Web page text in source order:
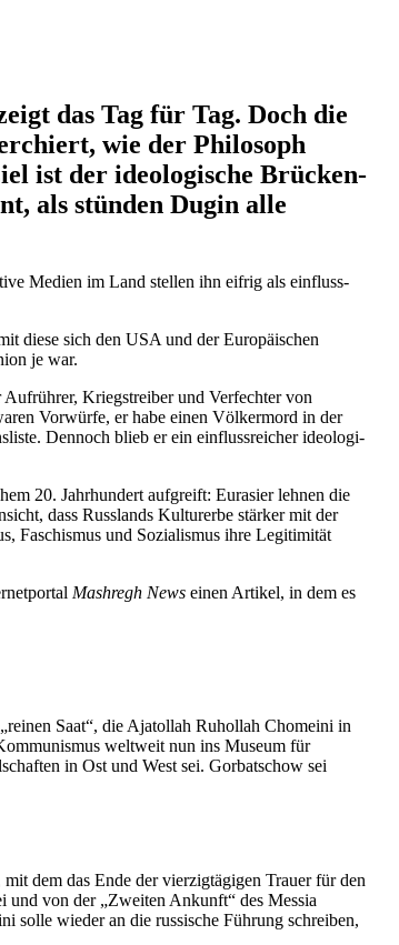
das Tag für Tag. Doch die
wie der Philosoph
ist der ideolo­gische Brücken­
als stünden Dugin alle
Medien im Land stellen ihn eifrig als einfluss­
diese sich den USA und der Europäi­schen
je war.
Kriegs­treiber und Verfechter von
Vorwürfe, er habe einen Völkermord in der
Dennoch blieb er ein einfluss­reicher ideolo­gi­
20. Jahrhundert aufgreift: Eurasier lehnen die
dass Russlands Kulturerbe stärker mit der
Faschismus und Sozia­lismus ihre Legiti­mität
Mashregh News einen Artikel, in dem es
Saat“, die Ajatollah Ruhollah Chomeini in
weltweit nun ins Museum für
in Ost und West sei. Gorbat­schow sei
mit dem das Ende der vierzig­tä­gigen Trauer für den
und von der „Zweiten Ankunft“ des Messia
solle wieder an die russische Führung schreiben,